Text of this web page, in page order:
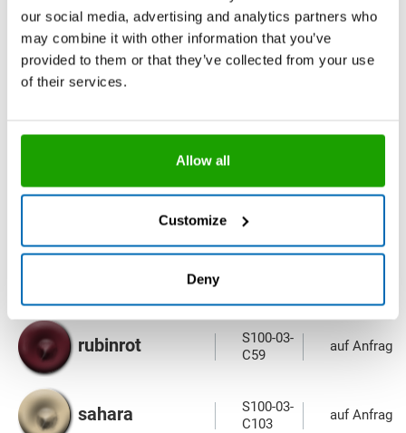
our social media, advertising and analytics partners who
may combine it with other information that you’ve
provided to them or that they’ve collected from your use
of their services.
Allow all
Customize
Deny
C84
platingrau
S100-03-
auf Anfrage
rehbraun
S100-03-
auf Anfrage
S100-03-
C82
rubinrot
S100-03-
C59
auf Anfrage
sahara
S100-03-
C103
auf Anfrage